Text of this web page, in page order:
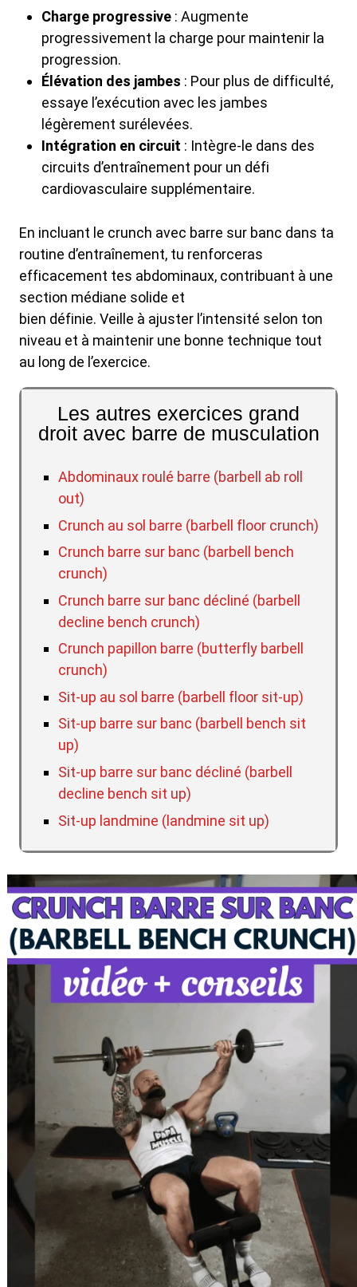
Charge progressive: Augmente
progressivement la charge pour maintenir la
progression.
Élévation des jambes : Pour plus de difficulté,
essaye l’exécution avec les jambes
légèrement surélevées.
Intégration en circuit : Intègre-le dans des
circuits d’entraînement pour un défi
cardiovasculaire supplémentaire.
En incluant le crunch avec barre sur banc dans ta
routine d’entraînement, tu renforceras
efficacement tes abdominaux, contribuant à une
section médiane solide et
bien définie. Veille à ajuster l’intensité selon ton
niveau et à maintenir une bonne technique tout
au long de l’exercice.
Les autres exercices grand
droit avec barre de musculation
Abdominaux roulé barre (barbell ab roll
out)
Crunch au sol barre (barbell floor crunch)
Crunch barre sur banc (barbell bench
crunch)
Crunch barre sur banc décliné (barbell
decline bench crunch)
Crunch papillon barre (butterfly barbell
crunch)
Sit-up au sol barre (barbell floor sit-up)
Sit-up barre sur banc (barbell bench sit
up)
Sit-up barre sur banc décliné (barbell
decline bench sit up)
Sit-up landmine (landmine sit up)